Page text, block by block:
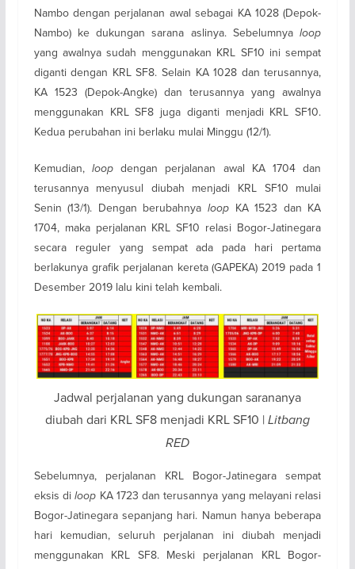
Nambo dengan perjalanan awal sebagai KA 1028 (Depok-
Nambo) ke dukungan sarana aslinya. Sebelumnyaloop
yang awalnya sudah menggunakan KRL SF10 ini sempat
diganti dengan KRL SF8. Selain KA 1028 dan terusannya,
KA 1523 (Depok-Angke) dan terusannya yang awalnya
menggunakan KRL SF8 juga diganti menjadi KRL SF10.
Kedua perubahan ini berlaku mulai Minggu (12/1).
Kemudian, loopdengan perjalanan awal KA 1704 dan
terusannya menyusul diubah menjadi KRL SF10 mulai
Senin (13/1). Dengan berubahnya loop KA 1523 dan KA
1704, maka perjalanan KRL SF10 relasi Bogor-Jatinegara
secara reguler yang sempat ada pada hari pertama
berlakunya grafik perjalanan kereta (GAPEKA) 2019 pada 1
Desember 2019 lalu kini telah kembali.
Jadwal perjalanan yang dukungan sarananya
diubah dari KRL SF8 menjadi KRL SF10 | Litbang
RED
Sebelumnya, perjalanan KRL Bogor-Jatinegara sempat
eksis diloop KA 1723 dan terusannya yang melayani relasi
Bogor-Jatinegara sepanjang hari. Namun hanya beberapa
hari kemudian, seluruh perjalanan ini diubah menjadi
menggunakan KRL SF8. Meski perjalanan KRL Bogor-